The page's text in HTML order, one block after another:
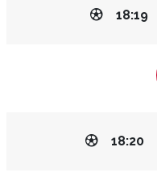
18:19
18:20